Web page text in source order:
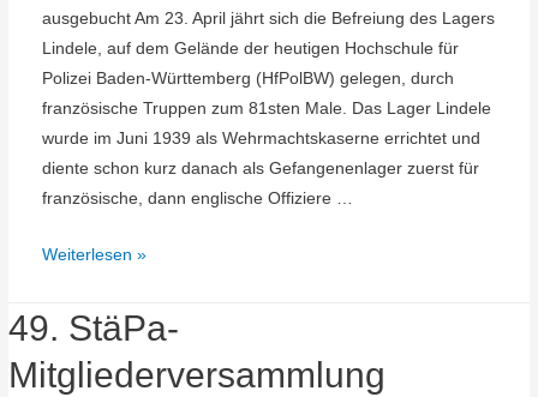
ausgebucht Am 23. April jährt sich die Befreiung des Lagers
Lindele, auf dem Gelände der heutigen Hochschule für
Polizei Baden-Württemberg (HfPolBW) gelegen, durch
französische Truppen zum 81sten Male. Das Lager Lindele
wurde im Juni 1939 als Wehrmachtskaserne errichtet und
diente schon kurz danach als Gefangenenlager zuerst für
französische, dann englische Offiziere …
81.
Befreiung
Lager
Lindele
Weiterlesen »
49. StäPa-
Mitgliederversammlung